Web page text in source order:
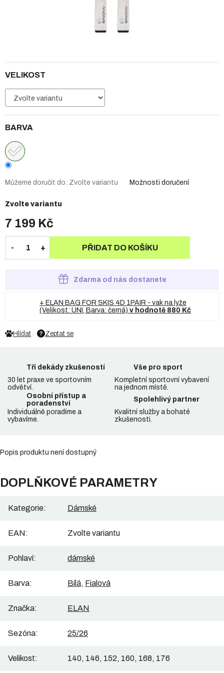
7 199 Kč
Zvolte variantu
VELIKOST
BARVA
Můžeme doručit do: Zvolte variantu Možnosti doručení
PŘIDAT DO KOŠÍKU
Zdarma od nás dostanete
+ ELAN BAG FOR SKIS 4D 1PAIR - vak na lyže
(Velikost: UNI, Barva: černá) v hodnotě 880 Kč
Zeptat se
Hlídat
Tři dekády zkušeností
30 let praxe ve sportovním
odvětví.
Vše pro sport
Kompletní sportovní vybavení
na jednom místě.
Osobní přístup a
poradenství
Individuálně poradíme a
vybavíme.
Spolehlivý partner
Kvalitní služby a bohaté
zkušenosti.
Popis produktu není dostupný
DOPLŇKOVÉ PARAMETRY
Kategorie: Dámské
EAN: Zvolte variantu
Pohlaví: dámské
Barva: Bílá, Fialová
Značka: ELAN
Sezóna: 25/26
Velikost: 140, 146, 152, 160, 168, 176